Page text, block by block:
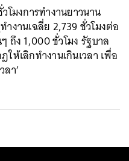
โมงการทำงานยาวนาน
งานเฉลี่ย 2,739 ชั่วโมงต่อ
ง 1,000 ชั่วโมง รัฐบาล
ห้เลิกทำงานเกินเวลา เพื่อ
า’